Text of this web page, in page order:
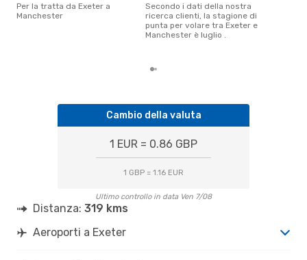
Per la tratta da Exeter a
Manchester
Secondo i dati della nostra
ricerca clienti, la stagione di
punta per volare tra Exeter e
Manchester è luglio .
Cambio della valuta
1 EUR = 0.86 GBP
1 GBP = 1.16 EUR
Ultimo controllo in data Ven 7/08
Distanza: 319 kms
Aeroporti a Exeter